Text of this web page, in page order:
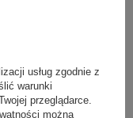
usług zgodnie z
warunki
przeglądarce.
można